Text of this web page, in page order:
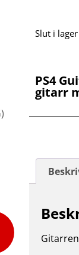
Slut i lager
PS4
gitarr